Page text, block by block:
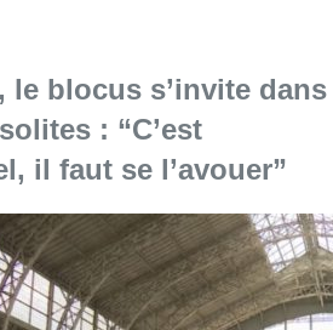
le blocus s’invite dans
: “C’est
il faut se l’avouer”